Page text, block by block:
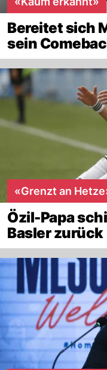
Bereitet sich
sein
«Grenzt an
Özil-Papa
Basler zurück